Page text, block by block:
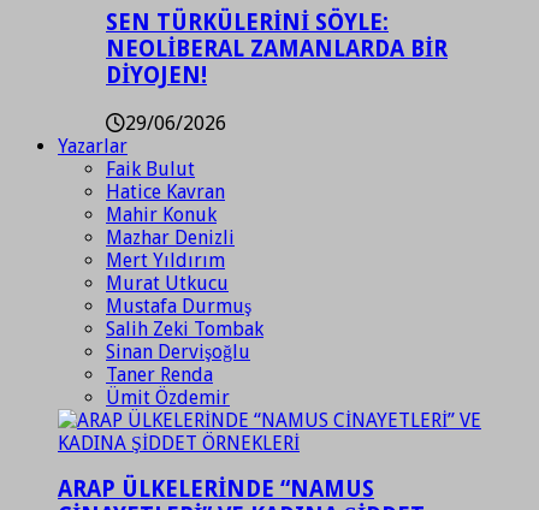
SEN TÜRKÜLERİNİ SÖYLE:
NEOLİBERAL ZAMANLARDA BİR
DİYOJEN!
29/06/2026
Yazarlar
Faik Bulut
Hatice Kavran
Mahir Konuk
Mazhar Denizli
Mert Yıldırım
Murat Utkucu
Mustafa Durmuş
Salih Zeki Tombak
Sinan Dervişoğlu
Taner Renda
Ümit Özdemir
ARAP ÜLKELERİNDE “NAMUS